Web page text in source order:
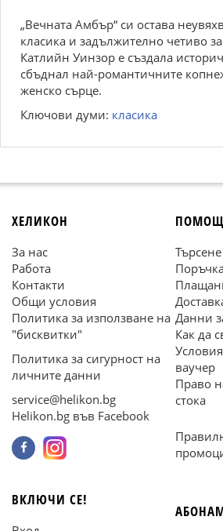
„Вечната Амбър“ си остава
класика и задължително четиво
Катлийн Уинзор е създала
сбъднал най-романтичните
женско сърце.
Ключови думи: класика
ХЕЛИКОН
За нас
Работа
Контакти
Общи условия
Политика за използване на
"бисквитки"
Политика за сигурност на
личните данни
service@helikon.bg
Helikon.bg във Facebook
ПОМОЩ
Търсене
Данни
Как да
ваучер
Право
стока
ВКЛЮЧИ СЕ!